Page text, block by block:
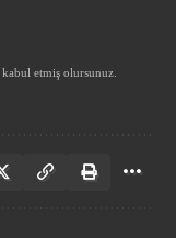
kabul etmiş olursunuz.